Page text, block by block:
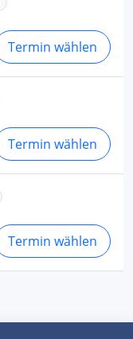
Termin wählen
Termin wählen
Termin wählen